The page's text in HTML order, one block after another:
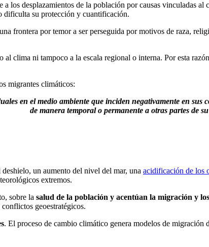
los desplazamientos de la población por causas vinculadas al
dificulta su protección y cuantificación.
frontera por temor a ser perseguida por motivos de raza,
clima ni tampoco a la escala regional o interna. Por esta
migrantes climáticos:
en el medio ambiente que inciden negativamente en sus
de manera temporal o permanente a otras partes de
un aumento del nivel del mar, una acidificación de los
extremos.
sobre la salud de la población y acentúan la migración y
geoestratégicos.
. El proceso de cambio climático genera modelos de migración